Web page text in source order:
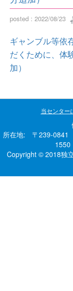
posted : 2022/08/23
ギャンブル等依
だくために、体
加）
当センター
所在地: 〒239-0841
Copyright © 2018独